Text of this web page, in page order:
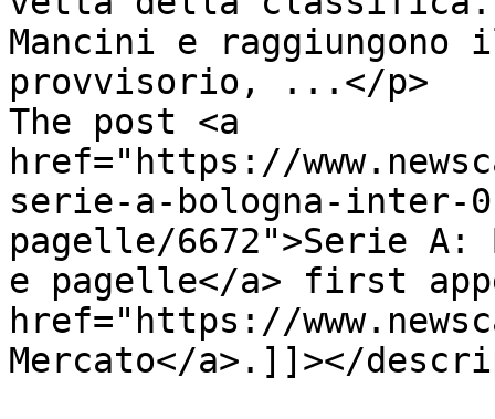
Mancini e raggiungono
provvisorio, ...</p>
The post <a
href="https://
serie-a-bologna-inter-
pagelle/6672">Serie A:
e pagelle</a> first
href="https://
Mercato</a>.]]></